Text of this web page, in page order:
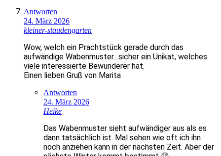
Antworten
24. März 2026
kleiner-staudengarten
Wow, welch ein Prachtstück gerade durch das
aufwändige Wabenmuster…sicher ein Unikat, welches
viele interessierte Bewunderer hat.
Einen lieben Gruß von Marita
Antworten
24. März 2026
Heike
Das Wabenmuster sieht aufwändiger aus als es
dann tatsächlich ist. Mal sehen wie oft ich ihn
noch anziehen kann in der nächsten Zeit. Aber der